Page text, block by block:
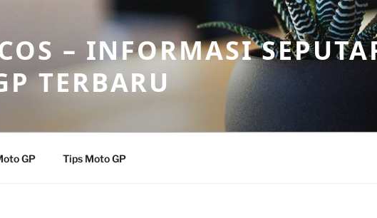
– INFORMASI
TERBARU
GP Tips Moto GP